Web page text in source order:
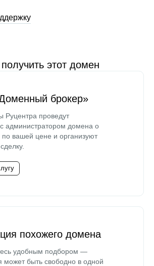
этот домен
брокер»
Руцентра проведут
администратором домена о
по вашей цене и организуют
похожего домена
удобным подбором —
может быть свободно в одной